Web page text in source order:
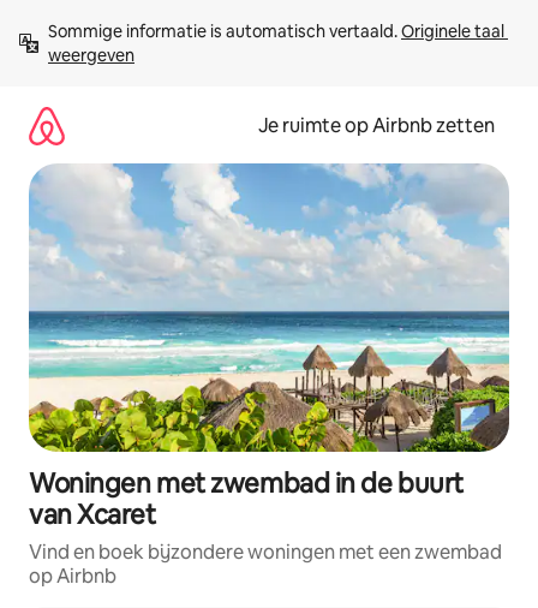
direct
naar
Sommige informatie is automatisch vertaald. Originele taal
weergeven
Je ruimte op Airbnb zetten
Woningen met zwembad in de buurt
van Xcaret
Vind en boek bijzondere woningen met een zwembad
op Airbnb